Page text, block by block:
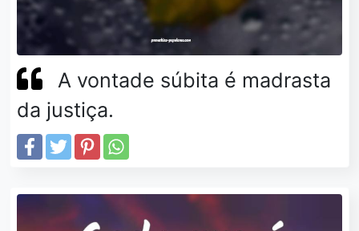
A vontade súbita é madrasta
da justiça.